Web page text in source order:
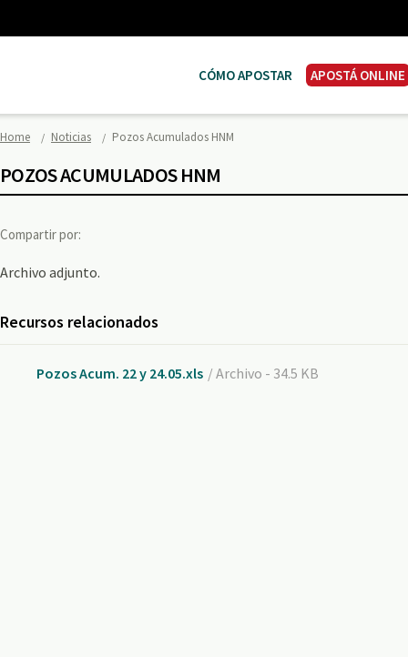
CÓMO APOSTAR APOSTÁ ONLINE
Home Noticias Pozos Acumulados HNM
POZOS ACUMULADOS HNM
Compartir por:
Archivo adjunto.
Recursos relacionados
Pozos Acum. 22 y 24.05.xls / Archivo - 34.5 KB